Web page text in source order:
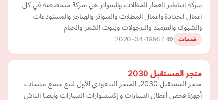
شركة اساطير العمار للمظلات والسواتر هي شركة متخصصة في كل
اعمال الحدادة واعمال المظلات والسواتر والهناجر والمستودعات
والشبوك والقرميد والبرجولات وبيوت الشعر والخيام
خدمات 2020-04-18
متجر المستقبل 2030
متجر المستقبل 2030, المتجر السعودي الأول لبيع جميع منتجات
أجهزة فحص أعطال السيارات و إكسسوارات السيارات وأيضا الداش